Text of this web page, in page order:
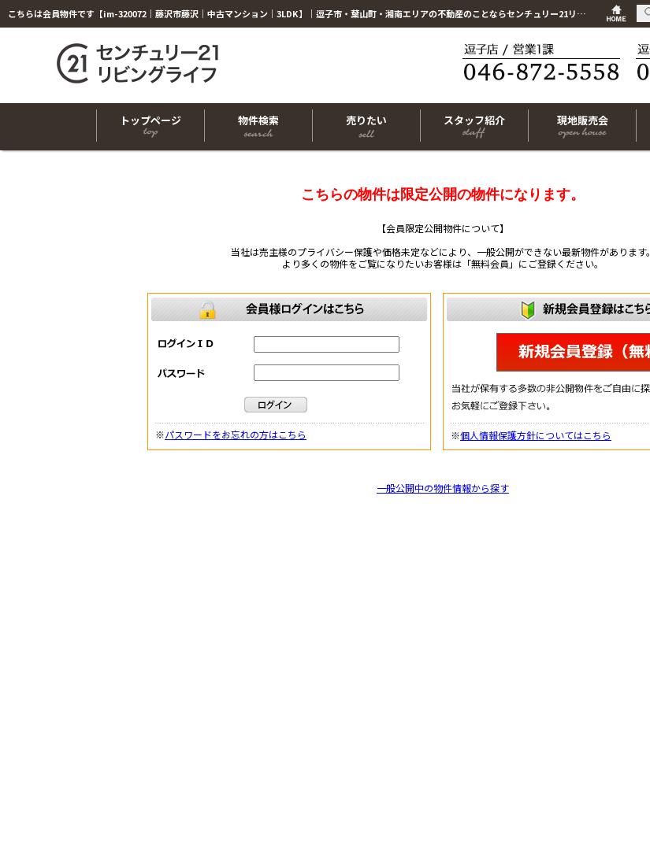
こちらは会員物件です【im-320072｜藤沢市藤沢｜中古マンション｜3LDK】｜逗子市・葉山町・湘南エリアの不動産のことならセンチュリー21リビングライフにお任せください！
トップページ 物件検索 売りたい スタッフ紹介 現地販売会
こちらの物件は限定公開の物件になります。
【会員限定公開物件について】
当社は売主様のプライバシー保護や価格未定などにより、一般公開ができない最新物件があります。
より多くの物件をご覧になりたいお客様は「無料会員」にご登録ください。
※パスワードをお忘れの方はこちら ※個人情報保護方針についてはこちら
一般公開中の物件情報から探す